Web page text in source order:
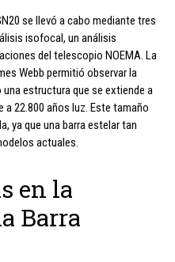
se llevó a cabo mediante tres
isofocal, un análisis
del telescopio NOEMA. La
Webb permitió observar la
estructura que se extiende a
22.800 años luz. Este tamaño
ya que una barra estelar tan
actuales.
en la
Barra